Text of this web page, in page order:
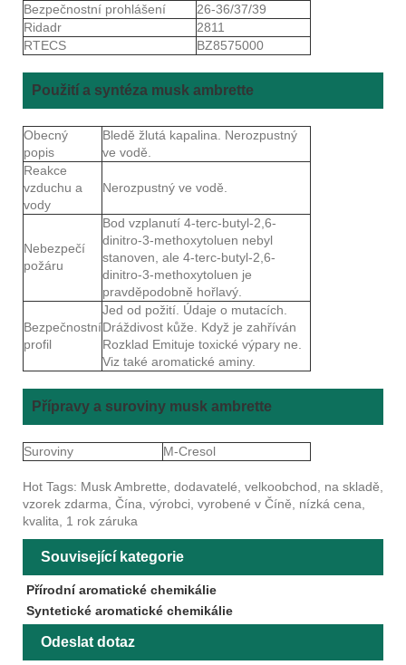
Bezpečnostní prohlášení
26-36/37/39
Ridadr
2811
RTECS
BZ8575000
Použití a syntéza musk ambrette
Obecný
popis
Bledě žlutá kapalina. Nerozpustný
ve vodě.
Reakce
vzduchu a
vody
Nerozpustný ve vodě.
Nebezpečí
požáru
Bod vzplanutí 4-terc-butyl-2,6-
dinitro-3-methoxytoluen nebyl
stanoven, ale 4-terc-butyl-2,6-
dinitro-3-methoxytoluen je
pravděpodobně hořlavý.
Bezpečnostní
profil
Jed od požití. Údaje o mutacích.
Dráždivost kůže. Když je zahříván
Rozklad Emituje toxické výpary ne.
Viz také aromatické aminy.
Přípravy a suroviny musk ambrette
Suroviny M-Cresol
Hot Tags: Musk Ambrette, dodavatelé, velkoobchod, na skladě,
vzorek zdarma, Čína, výrobci, vyrobené v Číně, nízká cena,
kvalita, 1 rok záruka
Související kategorie
Přírodní aromatické chemikálie
Syntetické aromatické chemikálie
Odeslat dotaz